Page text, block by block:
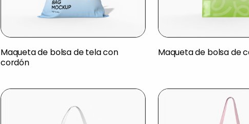
Maqueta de bolsa de tela con
cordón
Maqueta de bolsa de